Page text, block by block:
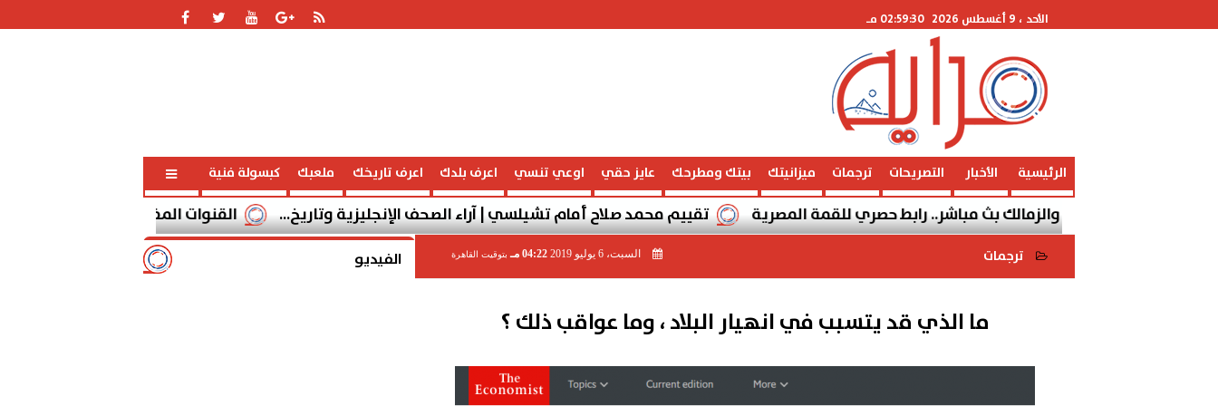
الأحد ، 9 أغسطس 2026 02:59:30 مـ
الرئيسية الأخبار التصريحات ترجمات ميزانيتك بيتك ومطرحك عايز حقي اوعي تنسي اعرف بلدك اعرف تاريخك ملعبك كبسولة فنية
القنوات المفتوحة الناقلة لمباراة برشلونة وسيلتا تقييم محمد صلاح أمام تشيلسي | آراء الصحف الإنجليزية وتاريخ... الأهلي والزمالك بث مباشر.. رابط حصري للقمة المصرية
ترجمات السبت، 6 يوليو 2019 04:22 مـ بتوقيت القاهرة
ما الذي قد يتسبب في انهيار البلاد ، وما عواقب ذلك ؟
الفيديو